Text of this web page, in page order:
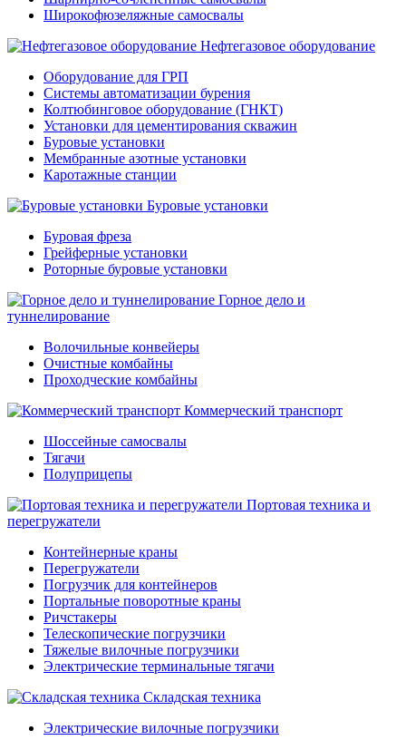
Широкофюзеляжные самосвалы
Нефтегазовое оборудование
Оборудование для ГРП
Системы автоматизации бурения
Колтюбинговое оборудование (ГНКТ)
Установки для цементирования скважин
Буровые установки
Мембранные азотные установки
Каротажные станции
Буровые установки
Буровая фреза
Грейферные установки
Роторные буровые установки
Горное дело и
туннелирование
Волочильные конвейеры
Очистные комбайны
Проходческие комбайны
Коммерческий транспорт
Шоссейные самосвалы
Тягачи
Полуприцепы
Портовая техника и
перегружатели
Контейнерные краны
Перегружатели
Погрузчик для контейнеров
Портальные поворотные краны
Ричстакеры
Телескопические погрузчики
Тяжелые вилочные погрузчики
Электрические терминальные тягачи
Складская техника
Электрические вилочные погрузчики